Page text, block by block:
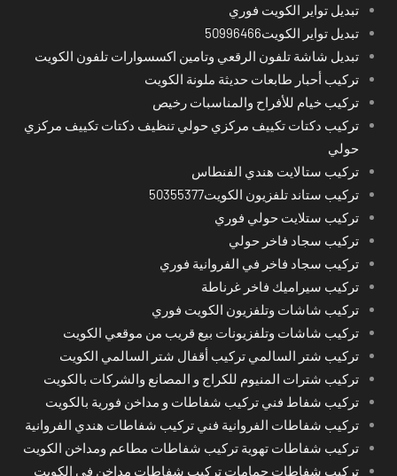
تبديل تواير الكويت فوري
تبديل تواير الكويت50996466
تبديل شاشة تلفون الرقعي وتامين اكسسوارات تلفون الكويت
تركيب أحبار طابعات حديثة ملونة الكويت
تركيب خيام للأفراح والمناسبات رخيص
تركيب دكتات تكييف مركزي حولي تنظيف دكتات تكييف مركزي
حولي
تركيب ستالايت هندي الفنطاس
تركيب ستاند تلفزيون الكويت50355377
تركيب ستلايت حولي فوري
تركيب سجاد فاخر حولي
تركيب سجاد فاخر في الفروانية فوري
تركيب سيراميك فاخر غرناطة
تركيب شاشات وتلفزيون الكويت فوري
تركيب شاشات وتلفزيونات بيع قريب من موقعي الكويت
تركيب شتر السالمي تركيب أقفال شتر السالمي الكويت
تركيب شترات المنيوم للكراج و المصانع والشركات بالكويت
تركيب شفاط فني تركيب شفاطات و مداخن فورية بالكويت
تركيب شفاطات الفروانية فني تركيب شفاطات هندي الفروانية
تركيب شفاطات تهوية تركيب شفاطات مطاعم ومداخن الكويت
تركيب شفاطات حمامات تركيب شفاطات مداخن في الكويت